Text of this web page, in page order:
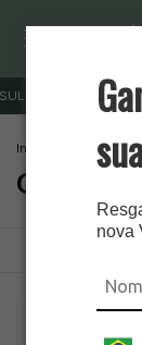
nova
SUDESTE FRETE
Início Prata 925 .
Corrente